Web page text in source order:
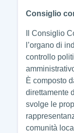
Consiglio
Il Consiglio
l’organo di
controllo
È composto
direttamente
svolge le
comunità